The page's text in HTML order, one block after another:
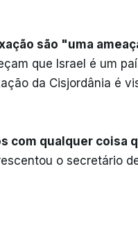
são "uma
que Israel é um
da Cisjordânia é
com qualquer coisa
o secretário